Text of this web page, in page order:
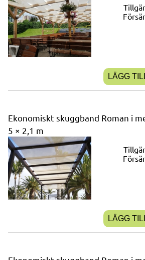
LÄGG
Ekonomiskt skuggband Roman i
5 × 2,1 m
LÄGG